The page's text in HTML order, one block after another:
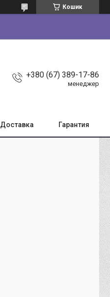
Кошик
+380 (67) 389-17-86
менеджер
Доставка Гарантия